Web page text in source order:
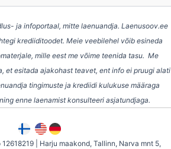
ja infoportaal, mitte laenuandja. Laenusoov.ee
krediiditoodet. Meie veebilehel võib esineda
mille eest me võime teenida tasu. Me
et esitada ajakohast teavet, ent info ei pruugi alati
tingimuste ja krediidi kulukuse määraga
enne laenamist konsulteeri asjatundjaga.
| Harju maakond, Tallinn, Narva mnt 5,